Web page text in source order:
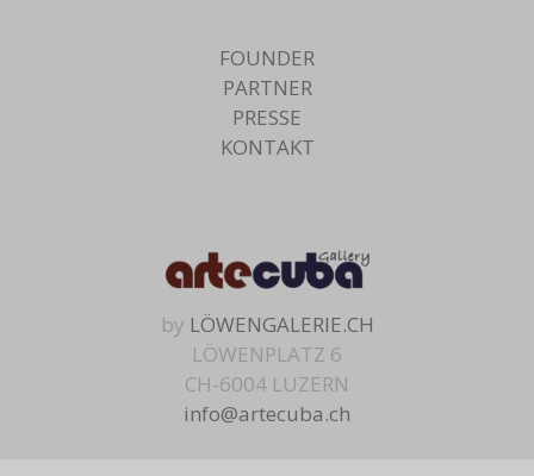
FOUNDER
PARTNER
PRESSE
KONTAKT
by LÖWENGALERIE.CH
LÖWENPLATZ 6
CH-6004 LUZERN
info@artecuba.ch